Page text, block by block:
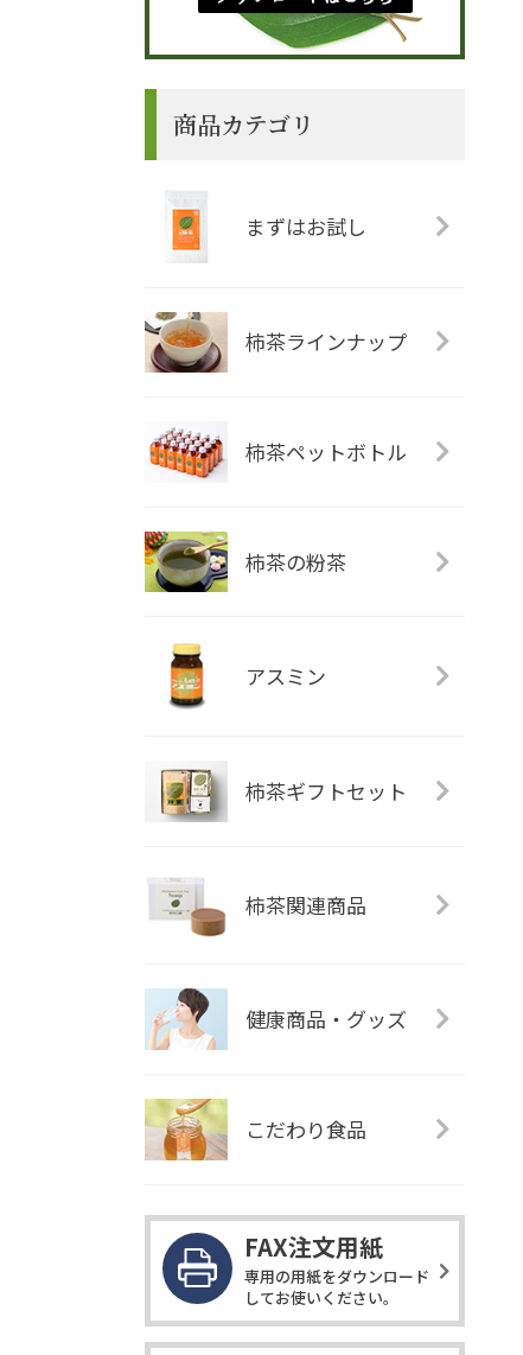
商品カテゴリ
まずはお試し
柿茶ラインナップ
柿茶ペットボトル
柿茶の粉茶
アスミン
柿茶ギフトセット
柿茶関連商品
健康商品・グッズ
こだわり食品
FAX注文用紙
専用の用紙をダウンロード
してお使いください。